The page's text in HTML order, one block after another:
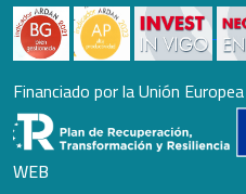
Financiado por la Unión
WEB